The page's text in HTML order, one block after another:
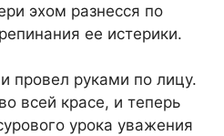
эхом разнесся по
ее истерики.
провел руками по лицу.
всей красе, и теперь
урока уважения